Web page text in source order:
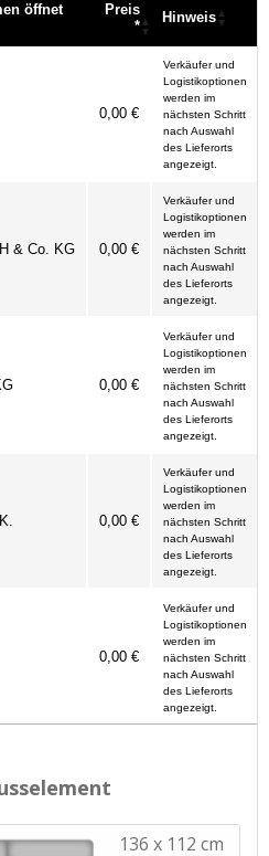
öffnet
Preis
*
Hinweis
0,00 €
Verkäufer und
Logistikoptionen
werden im
nächsten Schritt
nach Auswahl
des Lieferorts
angezeigt.
& Co. KG 0,00 €
Verkäufer und
Logistikoptionen
werden im
nächsten Schritt
nach Auswahl
des Lieferorts
angezeigt.
0,00 €
Verkäufer und
Logistikoptionen
werden im
nächsten Schritt
nach Auswahl
des Lieferorts
angezeigt.
0,00 €
Verkäufer und
Logistikoptionen
werden im
nächsten Schritt
nach Auswahl
des Lieferorts
angezeigt.
0,00 €
Verkäufer und
Logistikoptionen
werden im
nächsten Schritt
nach Auswahl
des Lieferorts
angezeigt.